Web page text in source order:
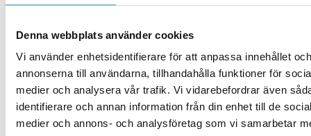
Denna webbplats använder cookies
Vi använder enhetsidentifierare för att anpassa innehållet och
annonserna till användarna, tillhandahålla funktioner för
medier och analysera vår trafik. Vi vidarebefordrar även
identifierare och annan information från din enhet till de
medier och annons- och analysföretag som vi samarbetar
Lägg till i varukorg
SLUT I LAGER